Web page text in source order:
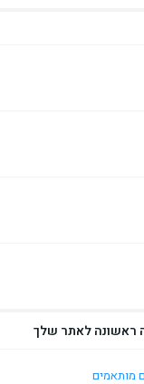
ראשונה לאתר שלך
מותאמים